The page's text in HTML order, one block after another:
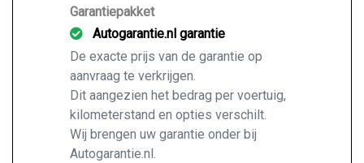
Garantiepakket
Autogarantie.nl garantie
De exacte prijs van de garantie op
aanvraag te verkrijgen.
Dit aangezien het bedrag per voertuig,
kilometerstand en opties verschilt.
Wij brengen uw garantie onder bij
Autogarantie.nl.